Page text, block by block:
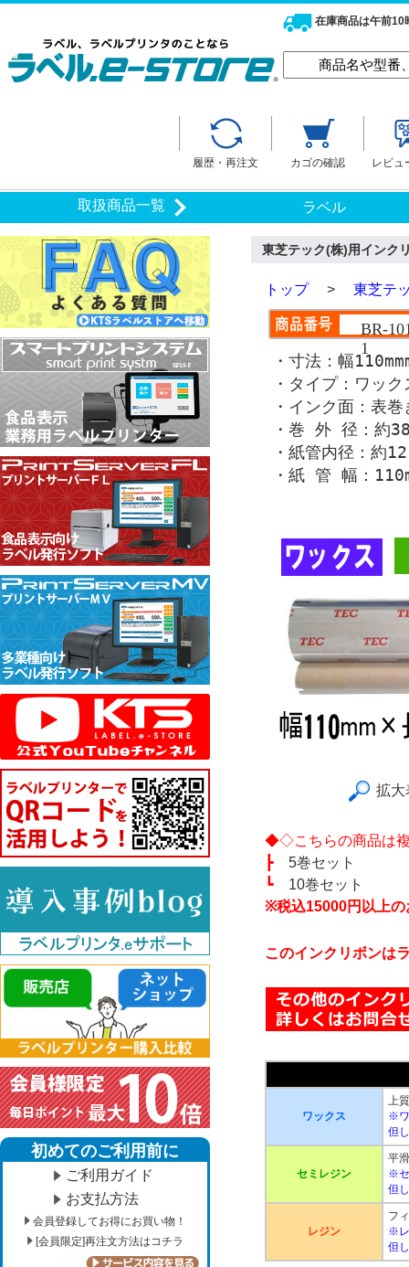
在庫商品は午前10
履歴・再注文 カゴの確認 レビュ
取扱商品一覧 ラベル
初めてのご利用前に
ご利用ガイド
お支払方法
会員登録してお得にお買い物！
[会員限定]再注文方法はコチラ
東芝テック(株)用イン
トップ> 東芝テ
BR-
1
・寸法：幅
・タイプ：ワック
・インク面：表巻
・巻 外 径：約
・紙管内径：約
・紙 管 幅：
拡大
◆◇こちらの商品は
┣ 5巻セット
┗ 10巻セット
※税込15000円以上の
このインクリボンは
ワックス
上
※ワ
但
セミレジン
平
※セ
但
レジン
フ
※レ
但